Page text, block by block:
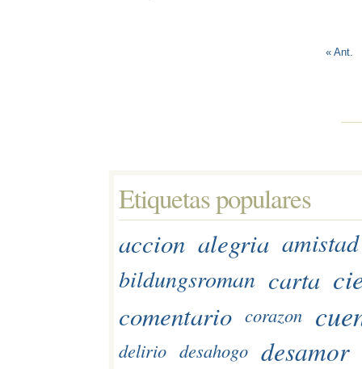
« Ant.
Etiquetas populares
accion alegria amistad
bildungsroman carta
comentario corazon
delirio desahogo desamor